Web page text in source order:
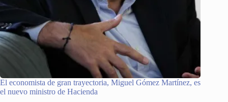
El economista de gran trayectoria, Miguel Gómez Martínez, es
el nuevo ministro de Hacienda